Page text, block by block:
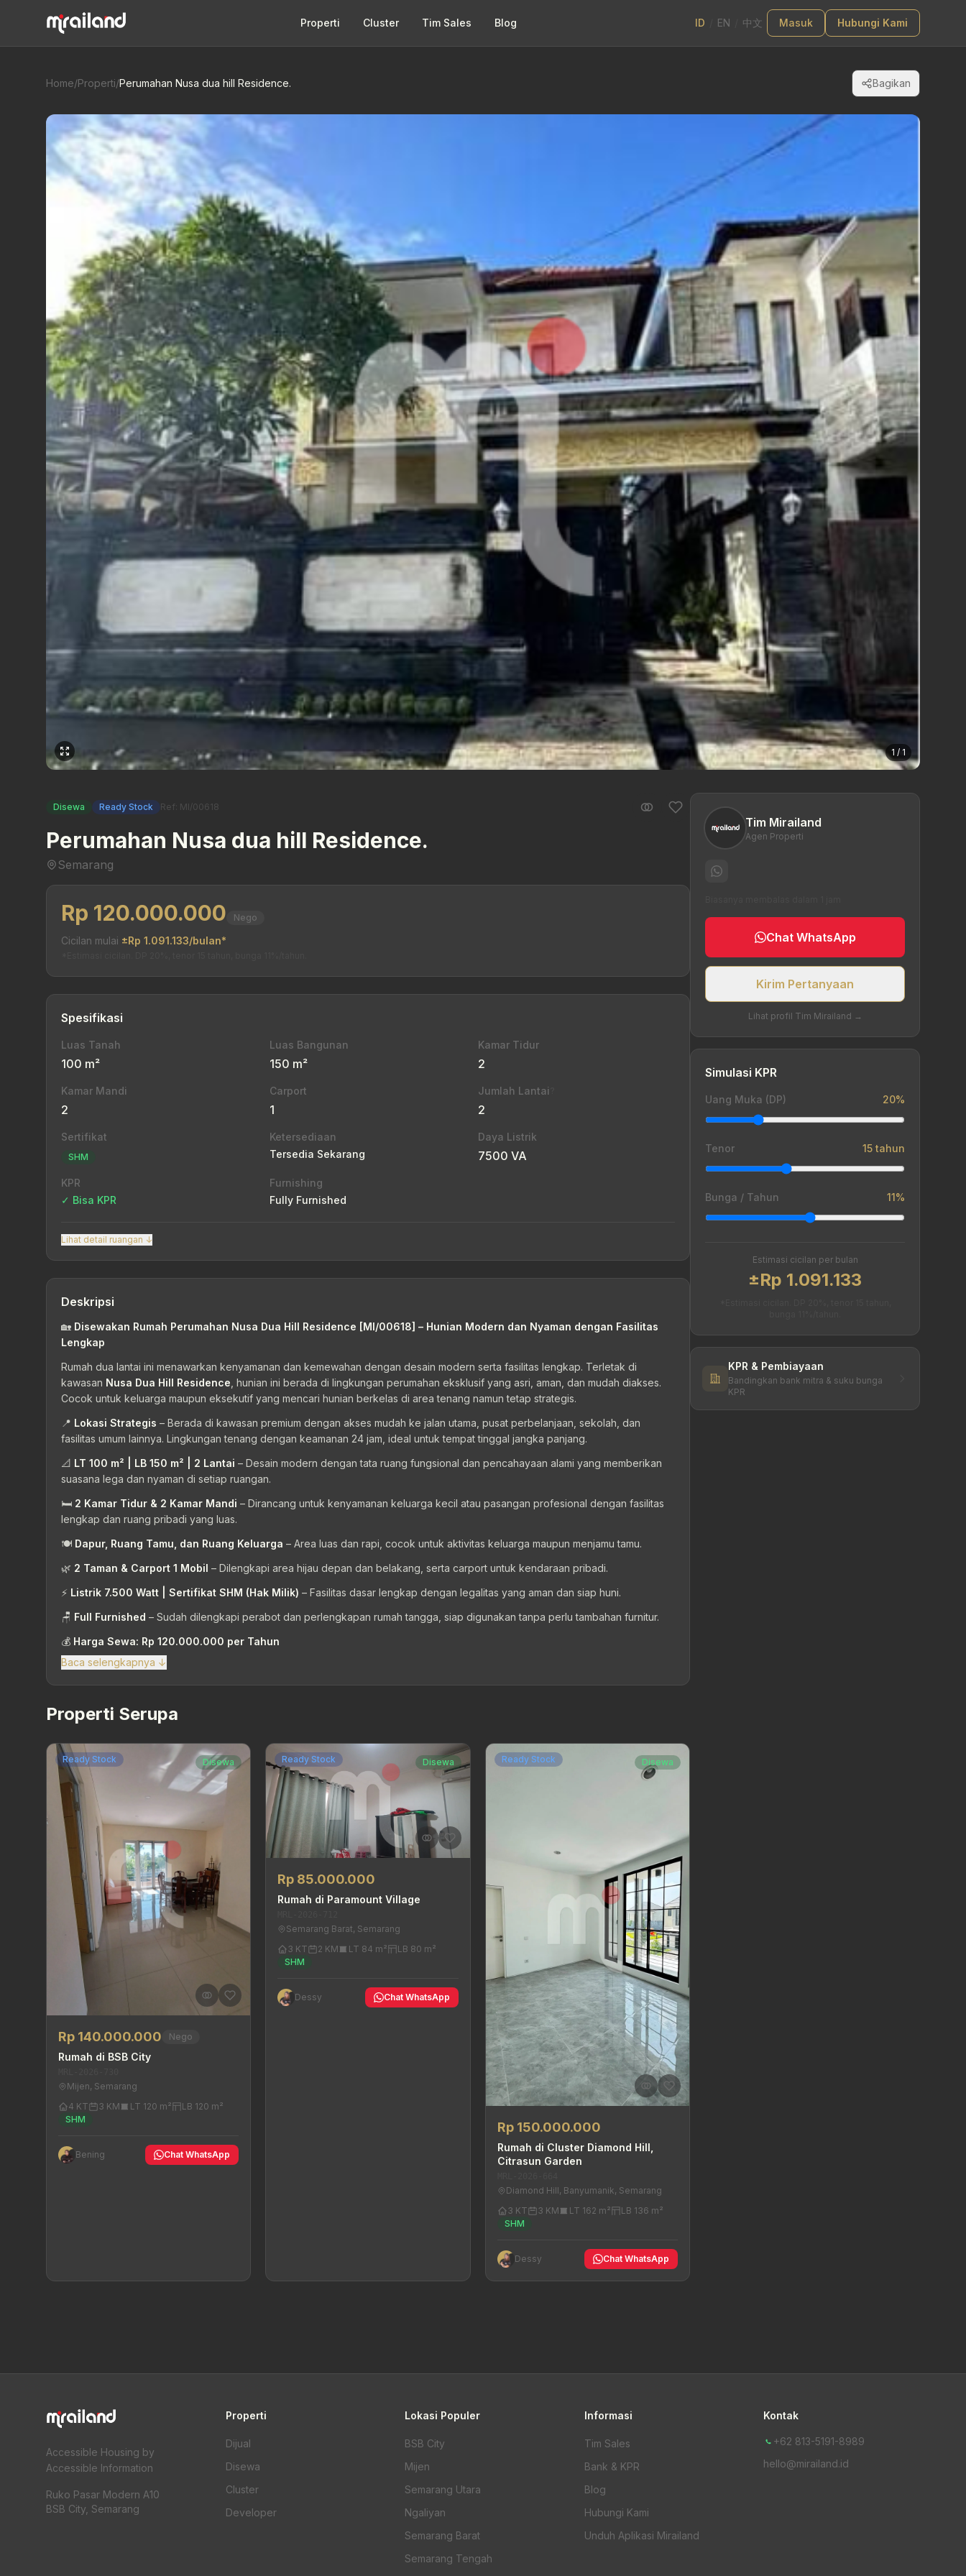
Properti Cluster Tim Sales Blog ID EN 中文 Masuk Hubungi Kami
Home/Properti/Perumahan Nusa dua hill Residence. Bagikan
1 / 1
Disewa Ready Stock Ref: MI/00618
Perumahan Nusa dua hill Residence.
Semarang
Rp 120.000.000 Nego
Cicilan mulai ±Rp 1.091.133/bulan*
Spesifikasi
Luas Tanah
100 m²
Luas Bangunan
150 m²
Kamar Tidur
2
Kamar Mandi
2
Carport
1
Jumlah Lantai
2
Sertifikat
SHM
Ketersediaan
Tersedia Sekarang
Daya Listrik
7500 VA
KPR
✓ Bisa KPR
Furnishing
Fully Furnished
Lihat detail ruangan ↓
Deskripsi
🏡 Disewakan Rumah Perumahan Nusa Dua Hill Residence [MI/00618] – Hunian Modern dan Nyaman dengan Fasilitas
Lengkap
Rumah dua lantai ini menawarkan kenyamanan dan kemewahan dengan desain modern serta fasilitas lengkap. Terletak di
kawasan Nusa Dua Hill Residence , hunian ini berada di lingkungan perumahan eksklusif yang asri, aman, dan mudah diakses.
Cocok untuk keluarga maupun eksekutif yang mencari hunian berkelas di area tenang namun tetap strategis.
📍 Lokasi Strategis – Berada di kawasan premium dengan akses mudah ke jalan utama, pusat perbelanjaan, sekolah, dan
fasilitas umum lainnya. Lingkungan tenang dengan keamanan 24 jam, ideal untuk tempat tinggal jangka panjang.
📐 LT 100 m² | LB 150 m² | 2 Lantai – Desain modern dengan tata ruang fungsional dan pencahayaan alami yang memberikan
suasana lega dan nyaman di setiap ruangan.
🛏️ 2 Kamar Tidur & 2 Kamar Mandi – Dirancang untuk kenyamanan keluarga kecil atau pasangan profesional dengan fasilitas
lengkap dan ruang pribadi yang luas.
🍽️ Dapur, Ruang Tamu, dan Ruang Keluarga – Area luas dan rapi, cocok untuk aktivitas keluarga maupun menjamu tamu.
🌿 2 Taman & Carport 1 Mobil – Dilengkapi area hijau depan dan belakang, serta carport untuk kendaraan pribadi.
⚡ Listrik 7.500 Watt | Sertifikat SHM (Hak Milik) – Fasilitas dasar lengkap dengan legalitas yang aman dan siap huni.
🪑 Full Furnished – Sudah dilengkapi perabot dan perlengkapan rumah tangga, siap digunakan tanpa perlu tambahan furnitur.
💰 Harga Sewa: Rp 120.000.000 per Tahun
Baca selengkapnya ↓
Properti Serupa
Ready Stock Disewa
Rp 140.000.000 Nego
Rumah di BSB City
Mijen, Semarang
4 KT
3 KM LT 120 m²
LB 120 m²
SHM
Bening Chat WhatsApp
Ready Stock Disewa
Rp 85.000.000
Rumah di Paramount Village
Semarang Barat, Semarang
3 KT
2 KM LT 84 m²
LB 80 m²
SHM
Dessy Chat WhatsApp
Ready Stock Disewa
Rp 150.000.000
Rumah di Cluster Diamond Hill,
Citrasun Garden
Diamond Hill, Banyumanik, Semarang
3 KT
3 KM LT 162 m²
LB 136 m²
SHM
Dessy Chat WhatsApp
Tim Mirailand
Agen Properti
Chat WhatsApp
Kirim Pertanyaan
Lihat profil Tim Mirailand →
Simulasi KPR
Uang Muka (DP) 20%
Tenor 15 tahun
Bunga / Tahun 11%
Estimasi cicilan per bulan
±Rp 1.091.133
KPR & Pembiayaan
Bandingkan bank mitra & suku bunga
KPR
Accessible Housing by
Accessible Information
Ruko Pasar Modern A10
BSB City, Semarang
Properti
Dijual
Disewa
Cluster
Developer
Lokasi Populer
BSB City
Mijen
Semarang Utara
Ngaliyan
Semarang Barat
Semarang Tengah
Informasi
Tim Sales
Bank & KPR
Blog
Hubungi Kami
Unduh Aplikasi Mirailand
Kontak
+62 813-5191-8989
hello@mirailand.id